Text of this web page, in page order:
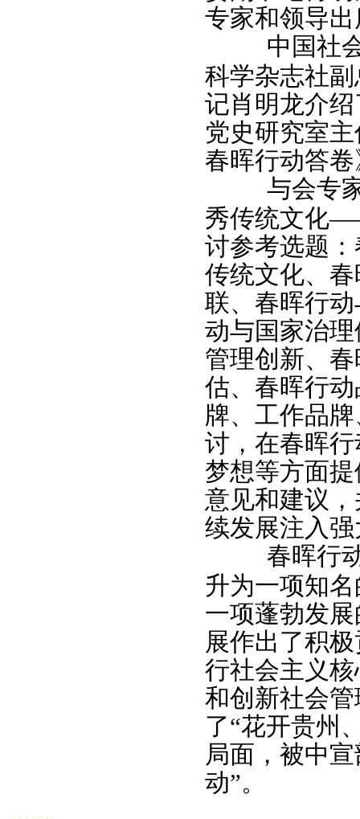
专家和领导
中国社
科学杂志社
记肖明龙介
党史研究室
春晖行动答
与会专
秀传统文化
讨参考选题
传统文化、
联、春晖行
动与国家治
管理创新、
估、春晖行
牌、工作品
讨，在春晖
梦想等方面
意见和建议
续发展注入
春晖行
升为一项知
一项蓬勃发
展作出了积
行社会主义
和创新社会
了“花开贵州
局面，被中
动”。